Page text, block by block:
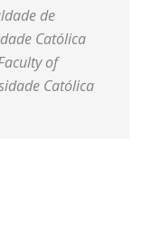
de
Católica
of
Católica